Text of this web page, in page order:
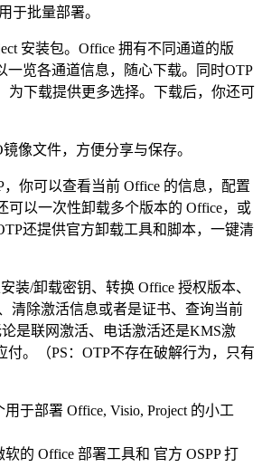
于批量部署。
安装包。Office 拥有不同通道的版
一览各通道信息，随心下载。同时OTP
为下载提供更多选择。下载后，你还可
像文件，方便分享与保存。
，你可以查看当前 Office 的信息，配置
可以一次性卸载多个版本的 Office，或
还提供官方卸载工具和脚本，一键清
装/卸载密钥、转换 Office 授权版本、
清除激活信息或者是证书、查询当前
是联网激活、电话激活还是KMS激
付。（PS：OTP不存在破解行为，只有
用于部署 Office, Visio, Project 的小工
软的 Office 部署工具和 官方 OSPP 打